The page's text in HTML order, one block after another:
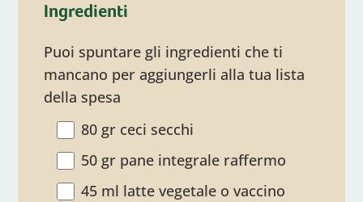
Ingredienti
Puoi spuntare gli ingredienti che ti
mancano per aggiungerli alla tua lista
della spesa
80 gr ceci secchi
50 gr pane integrale raffermo
45 ml latte vegetale o vaccino